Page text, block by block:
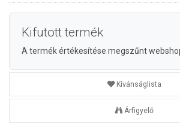
Kifutott termék
A termék értékesítése megszűnt
Kívánságlista
Árfigyelő